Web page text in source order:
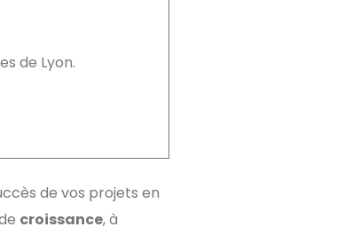
de Lyon.
de vos projets en
croissance, à